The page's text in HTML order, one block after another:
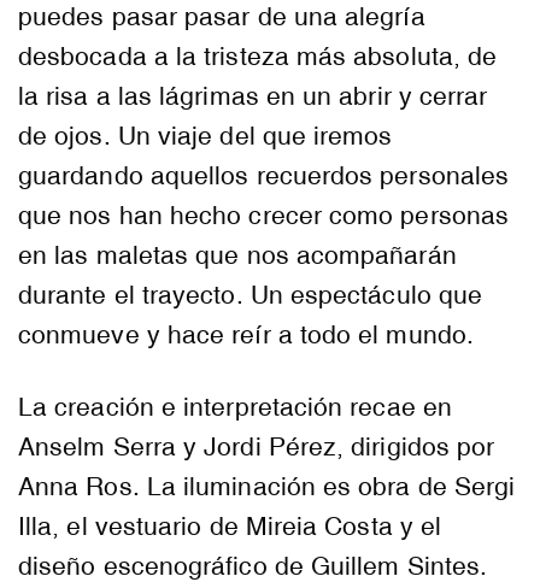
puedes pasar pasar de una alegría
desbocada a la tristeza más absoluta, de
la risa a las lágrimas en un abrir y cerrar
de ojos. Un viaje del que iremos
guardando aquellos recuerdos personales
que nos han hecho crecer como personas
en las maletas que nos acompañarán
durante el trayecto. Un espectáculo que
conmueve y hace reír a todo el mundo.
La creación e interpretación recae en
Anselm Serra y Jordi Pérez, dirigidos por
Anna Ros. La iluminación es obra de Sergi
Illa, el vestuario de Mireia Costa y el
diseño escenográfico de Guillem Sintes.